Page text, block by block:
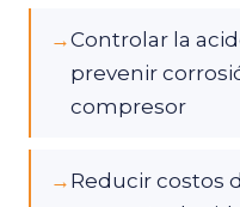
→Controlar la
prevenir
compresor
→ Reducir costos